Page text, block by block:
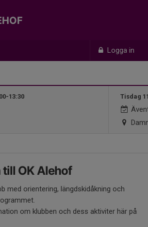
Logga in
13:30 Tisdag
OK Alehof
med orientering, längdskidåkning och
om klubben och dess aktiviter här på